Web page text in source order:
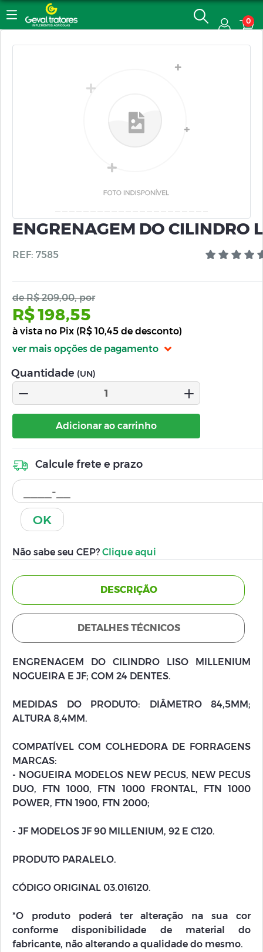
0
ENGRENAGEM DO CILINDRO
REF: 7585
de R$ 209,00, por
R$ 198,55
à vista no Pix (R$ 10,45 de desconto)
ver mais opções de pagamento
Quantidade (UN)
Adicionar ao carrinho
Calcule frete e prazo
OK
Não sabe seu CEP? Clique aqui
DESCRIÇÃO
DETALHES TÉCNICOS
ENGRENAGEM DO CILINDRO LISO MILLENIUM
NOGUEIRA E JF; COM 24 DENTES.
MEDIDAS DO PRODUTO: DIÂMETRO 84,5MM;
ALTURA 8,4MM.
COMPATÍVEL COM COLHEDORA DE FORRAGENS
MARCAS:
- NOGUEIRA MODELOS NEW PECUS, NEW PECUS
DUO, FTN 1000, FTN 1000 FRONTAL, FTN 1000
POWER, FTN 1900, FTN 2000;
- JF MODELOS JF 90 MILLENIUM, 92 E C120.
PRODUTO PARALELO.
CÓDIGO ORIGINAL 03.016120.
*O produto poderá ter alteração na sua cor
conforme disponibilidade de material do
fabricante, não alterando a qualidade do mesmo.